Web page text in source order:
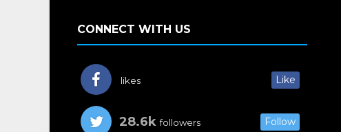
CONNECT WITH US
likes Like
28.6k followers Follow